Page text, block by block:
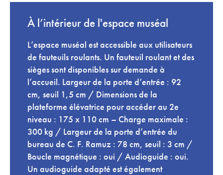
À l’intérieur de l'espace muséal
L’espace muséal est accessible aux utilisateurs
de fauteuils roulants. Un fauteuil roulant et des
sièges sont disponibles sur demande à
l’accueil. Largeur de la porte d’entrée : 92
cm, seuil 1,5 cm / Dimensions de la
plateforme élévatrice pour accéder au 2e
niveau : 175 x 110 cm – Charge maximale :
300 kg / Largeur de la porte d’entrée du
bureau de C. F. Ramuz : 78 cm, seuil : 3 cm /
Boucle magnétique : oui / Audioguide : oui.
Un audioguide adapté est également